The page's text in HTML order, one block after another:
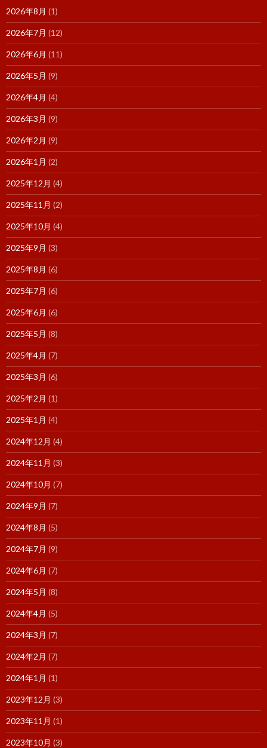
2026年8月 (1)
2026年7月 (12)
2026年6月 (11)
2026年5月 (9)
2026年4月 (4)
2026年3月 (9)
2026年2月 (9)
2026年1月 (2)
2025年12月 (4)
2025年11月 (2)
2025年10月 (4)
2025年9月 (3)
2025年8月 (6)
2025年7月 (6)
2025年6月 (6)
2025年5月 (8)
2025年4月 (7)
2025年3月 (6)
2025年2月 (1)
2025年1月 (4)
2024年12月 (4)
2024年11月 (3)
2024年10月 (7)
2024年9月 (7)
2024年8月 (5)
2024年7月 (9)
2024年6月 (7)
2024年5月 (8)
2024年4月 (5)
2024年3月 (7)
2024年2月 (7)
2024年1月 (1)
2023年12月 (3)
2023年11月 (1)
2023年10月 (3)